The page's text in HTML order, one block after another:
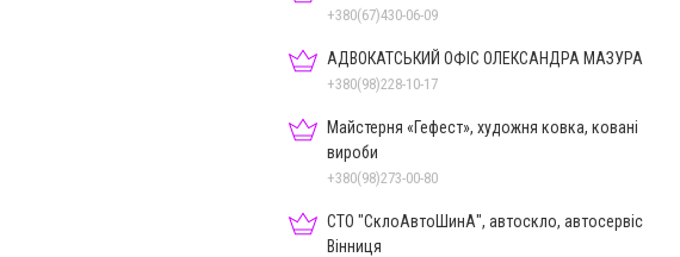
+380(67)430-06-09
АДВОКАТСЬКИЙ ОФІС ОЛЕКСАНДРА МАЗУРА
+380(98)228-10-17
Майстерня «Гефест», художня ковка, ковані
вироби
+380(98)273-00-80
СТО "СклоАвтоШинА", автоскло, автосервіс
Вінниця